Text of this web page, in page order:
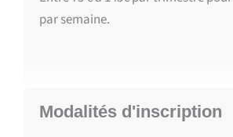
par semaine.
Modalités d'inscription